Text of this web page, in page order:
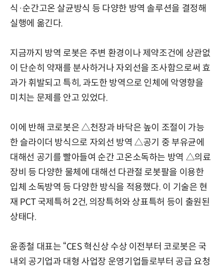
식·순간고온 살균방식 등 다양한 방역 솔루션을 결정해
실행에 옮긴다.
지금까지 방역 로봇은 주변 환경이나 제약조건에 상관없
이 단순히 약재를 분사하거나 자외선을 조사함으로써 효
과가 휘발되고 특히, 과도한 방역으로 인체에 악영향을
미치는 문제를 안고 있었다.
이에 반해 코로봇은 △천장과 바닥은 높이 조절이 가능
한 슬라이더 방식으로 자외선 방역 △공기 중 부유균에
대해선 공기를 빨아들여 순간 고온소독하는 방역 △의료
장비 등 다양한 물체에 대해선 다관절 로봇팔을 이용한
입체 소독방역 등 다양한 방식을 적용했다. 이 기술은 현
재 PCT 국제특허 2건, 의장특허와 상표특허 등이 출원된
상태다.
윤종철 대표는 “CES 혁신상 수상 이전부터 코로봇은 국
내외 공기업과 대형 사업장 운영기업들로부터 공급 요청